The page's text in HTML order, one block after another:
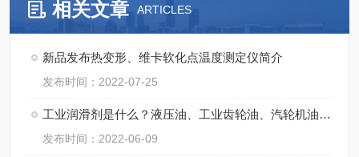
相关文章 ARTICLES
新品发布热变形、维卡软化点温度测定仪简介
发布时间：2022-07-25
工业润滑剂是什么？液压油、工业齿轮油、汽轮机油和润滑脂？
发布时间：2022-06-09